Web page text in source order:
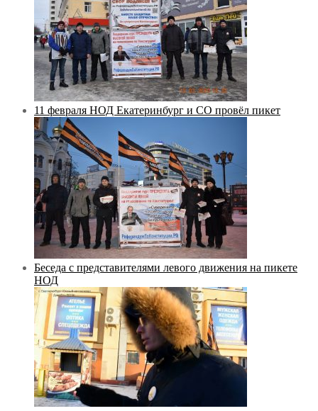
11 февраля НОД Екатеринбург и СО провёл пикет
Беседа с представителями левого движения на пикете
НОД